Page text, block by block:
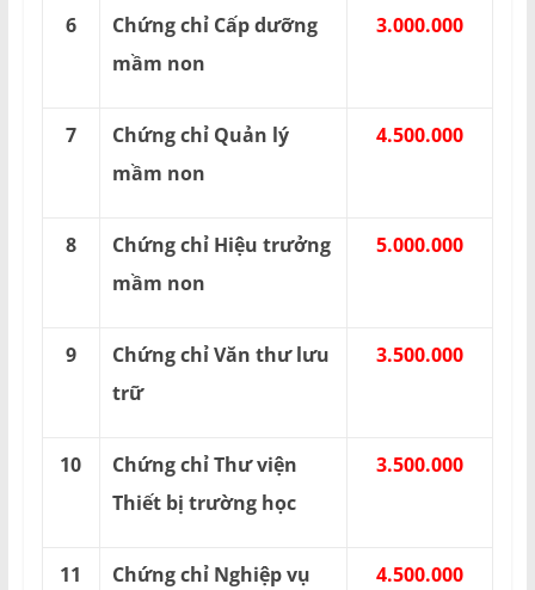
6
Chứng chỉ Cấp dưỡng
mầm non
3.000.000
7
Chứng chỉ Quản lý
mầm non
4.500.000
8
Chứng chỉ Hiệu trưởng
mầm non
5.000.000
9
Chứng chỉ Văn thư lưu
trữ
3.500.000
10
Chứng chỉ Thư viện
Thiết bị trường học
3.500.000
11
Chứng chỉ Nghiệp vụ
4.500.000